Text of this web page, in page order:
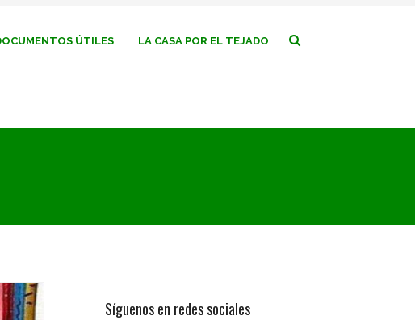
ÚTILES LA CASA POR EL TEJADO
Síguenos en redes sociales